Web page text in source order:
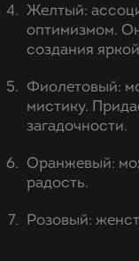
Желтый:
оптимизмом.
создания
Фиолетовый:
мистику.
загадочности.
Оранжевый:
радость.
Розовый: